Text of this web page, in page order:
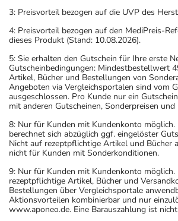
3: Preisvorteil bezogen auf die UVP des
4: Preisvorteil bezogen auf den MediPreis-
dieses Produkt (Stand: 10.08.2026).
5: Sie erhalten den Gutschein für Ihre erste
Gutscheinbedingungen: Mindestbestellwert
Artikel, Bücher und Bestellungen von
Angeboten via Vergleichsportalen sind vom
ausgeschlossen. Pro Kunde nur ein
mit anderen Gutscheinen, Sonderpreisen
8: Nur für Kunden mit Kundenkonto
berechnet sich abzüglich ggf. eingelöster
Nicht auf rezeptpflichtige Artikel und Bücher
nicht für Kunden mit Sonderkonditionen.
9: Nur für Kunden mit Kundenkonto möglich.
rezeptpflichtige Artikel, Bücher und
Bestellungen über Vergleichsportale
Aktionsvorteilen kombinierbar und nur
www.aponeo.de. Eine Barauszahlung ist